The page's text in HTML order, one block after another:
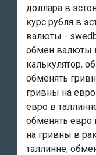
доллара в
курс рубля в
валюты -
обмен валюты
калькулятор,
обменять
гривны на
евро в
обменять евро
на гривны в
таллинне,